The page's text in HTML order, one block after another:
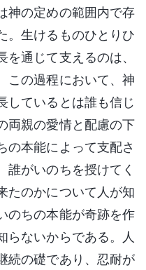
神の定めの範囲内で存
。生けるものひとりひ
通じて支えるのは、
この過程において、神
しているとは誰も信じ
両親の愛情と配慮の下
の本能によって支配さ
誰がいのちを授けてく
たのかについて人が知
のちの本能が奇跡を作
らないからである。人
続の礎であり、忍耐が